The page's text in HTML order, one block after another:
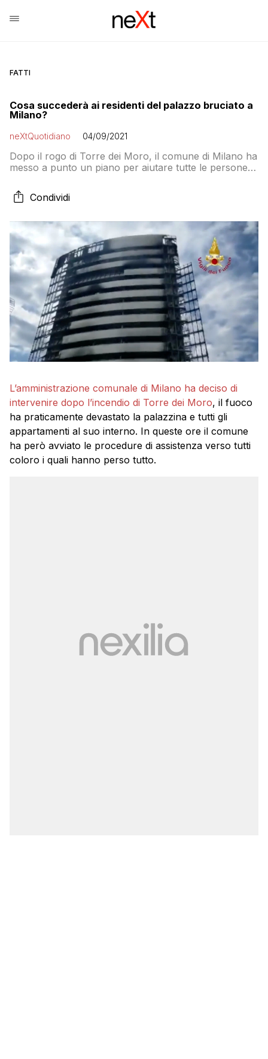
FATTI
Cosa succederà ai residenti del palazzo bruciato a
Milano?
neXtQuotidiano 04/09/2021
Dopo il rogo di Torre dei Moro, il comune di Milano ha
messo a punto un piano per aiutare tutte le persone
Condividi
L’amministrazione comunale di Milano ha deciso di
intervenire dopo l’incendio di Torre dei Moro, il fuoco
ha praticamente devastato la palazzina e tutti gli
appartamenti al suo interno. In queste ore il comune
ha però avviato le procedure di assistenza verso tutti
coloro i quali hanno perso tutto.